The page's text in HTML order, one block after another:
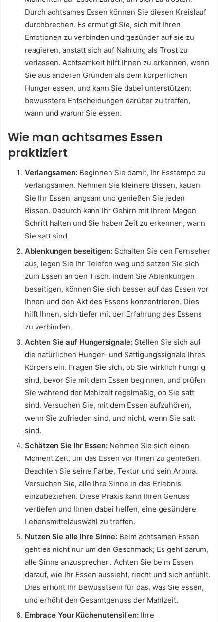
Durch achtsames Essen können Sie diesen Kreislauf
durchbrechen. Es ermutigt Sie, sich mit Ihren
Emotionen zu verbinden und gesünder auf sie zu
reagieren, anstatt sich auf Nahrung als Trost zu
verlassen. Achtsamkeit hilft Ihnen zu erkennen, wenn
Sie aus anderen Gründen als dem körperlichen
Hunger essen, und kann Sie dabei unterstützen,
bewusstere Entscheidungen darüber zu treffen,
wann und warum Sie essen.
Wie man achtsames Essen
praktiziert
Verlangsamen: Beginnen Sie damit, Ihr Esstempo zu
verlangsamen. Nehmen Sie kleinere Bissen, kauen
Sie Ihr Essen langsam und genießen Sie jeden
Bissen. Dadurch kann Ihr Gehirn mit Ihrem Magen
Schritt halten und Sie haben Zeit zu erkennen, wann
Sie satt sind.
Ablenkungen beseitigen: Schalten Sie den Fernseher
aus, legen Sie Ihr Telefon weg und setzen Sie sich
zum Essen an den Tisch. Indem Sie Ablenkungen
beseitigen, können Sie sich besser auf das Essen vor
Ihnen und den Akt des Essens konzentrieren. Dies
hilft Ihnen, sich tiefer mit der Erfahrung des Essens
zu verbinden.
Achten Sie auf Hungersignale: Stellen Sie sich auf
die natürlichen Hunger- und Sättigungssignale Ihres
Körpers ein. Fragen Sie sich, ob Sie wirklich hungrig
sind, bevor Sie mit dem Essen beginnen, und prüfen
Sie während der Mahlzeit regelmäßig, ob Sie satt
sind. Versuchen Sie, mit dem Essen aufzuhören,
wenn Sie zufrieden sind, und nicht, wenn Sie satt
sind.
Schätzen Sie Ihr Essen: Nehmen Sie sich einen
Moment Zeit, um das Essen vor Ihnen zu genießen.
Beachten Sie seine Farbe, Textur und sein Aroma.
Versuchen Sie, alle Ihre Sinne in das Erlebnis
einzubeziehen. Diese Praxis kann Ihren Genuss
vertiefen und Ihnen dabei helfen, eine gesündere
Lebensmittelauswahl zu treffen.
Nutzen Sie alle Ihre Sinne: Beim achtsamen Essen
geht es nicht nur um den Geschmack; Es geht darum,
alle Sinne anzusprechen. Achten Sie beim Essen
darauf, wie Ihr Essen aussieht, riecht und sich anfühlt.
Dies erhöht Ihr Bewusstsein für das, was Sie essen,
und erhöht den Gesamtgenuss der Mahlzeit.
Embrace Your Küchenutensilien: Ihre